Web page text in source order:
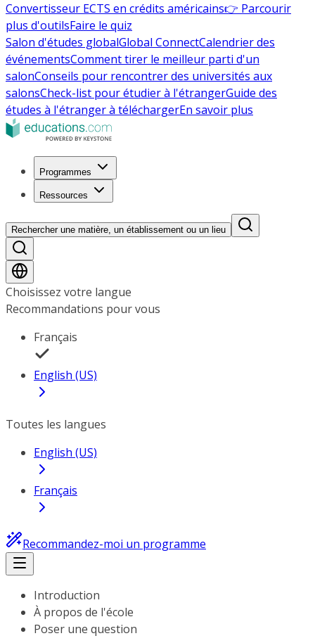
Convertisseur ECTS en crédits américains👉 Parcourir
plus d'outilsFaire le quiz
Salon d'études globalGlobal ConnectCalendrier des
événementsComment tirer le meilleur parti d'un
salonConseils pour rencontrer des universités aux
salonsCheck-list pour étudier à l'étrangerGuide des
études à l'étranger à téléchargerEn savoir plus
Programmes
Ressources
Rechercher une matière, un établissement ou un lieu
Choisissez votre langue
Recommandations pour vous
Français
English (US)
Toutes les langues
English (US)
Français
Recommandez-moi un programme
Introduction
À propos de l'école
Poser une question